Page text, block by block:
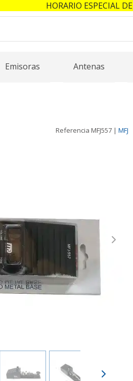
Emisoras Antenas
Referencia MFJ557 | MFJ
Next
HORARIO ESPECIAL